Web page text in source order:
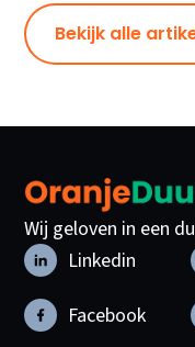
Bekijk alle
Wij geloven in een
Linkedin
Facebook